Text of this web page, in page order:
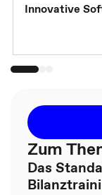
Innovative
Zum
Das